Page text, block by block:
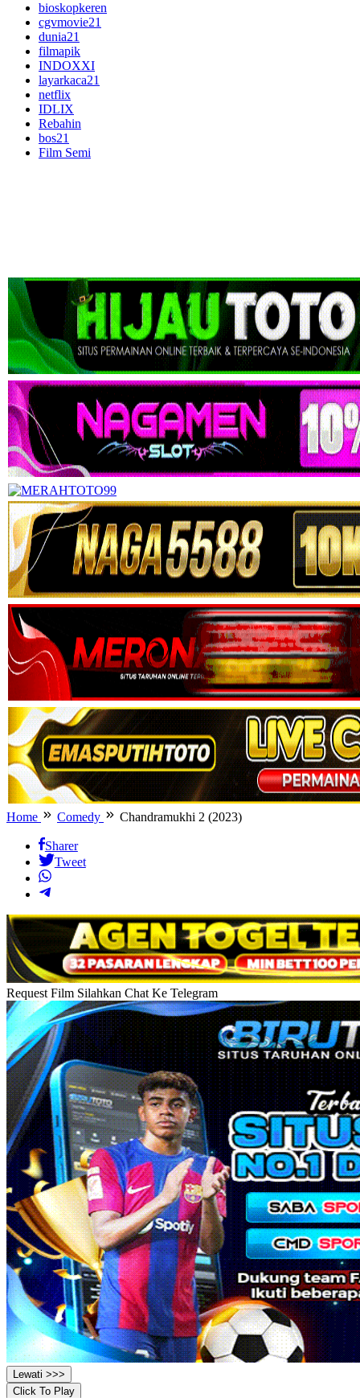
bioskopkeren
cgvmovie21
dunia21
filmapik
INDOXXI
layarkaca21
netflix
IDLIX
Rebahin
bos21
Film Semi
Home Comedy Chandramukhi 2 (2023)
Sharer
Tweet
Request Film Silahkan Chat Ke Telegram
Lewati >>>
Click To Play